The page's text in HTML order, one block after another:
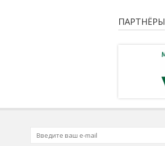
ПАРТНЁРЫ